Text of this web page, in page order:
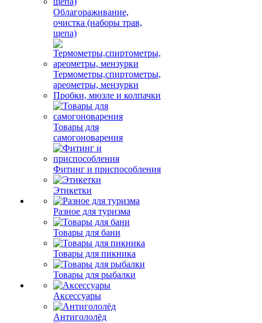
Облагораживание,
очистка (наборы трав,
щепа)
Термометры,спиртометры,
ареометры, мензурки
Пробки, мюзле и колпачки
Товары для
самогоноварения
Фитинг и приспособления
Этикетки
Разное для туризма
Товары для бани
Товары для пикника
Товары для рыбалки
Аксессуары
Антигололёд